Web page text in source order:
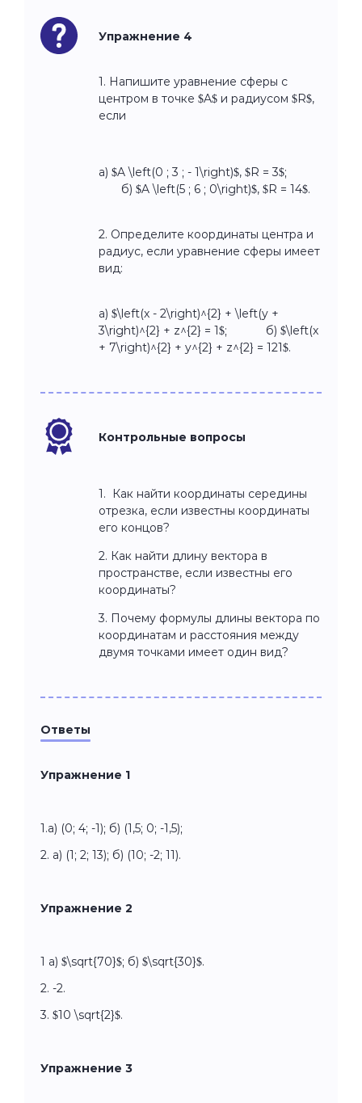
Упражнение 4
1. Напишите уравнение сферы с
центром в точке $A$ и радиусом $R$,
если
а) $A \left(0 ; 3 ; - 1\right)$, $R = 3$;
б) $A \left(5 ; 6 ; 0\right)$, $R = 14$.
2. Определите координаты центра и
радиус, если уравнение сферы имеет
вид:
а) $\left(x - 2\right)^{2} + \left(y +
3\right)^{2} + z^{2} = 1$; б) $\left(x
+ 7\right)^{2} + y^{2} + z^{2} = 121$.
Контрольные вопросы
1. Как найти координаты середины
отрезка, если известны координаты
его концов?
2. Как найти длину вектора в
пространстве, если известны его
координаты?
3. Почему формулы длины вектора по
координатам и расстояния между
двумя точками имеет один вид?
Ответы
Упражнение 1
1.а) (0; 4; -1); б) (1,5; 0; -1,5);
2. а) (1; 2; 13); б) (10; -2; 11).
Упражнение 2
1 a) $\sqrt{70}$; б) $\sqrt{30}$.
2. -2.
3. $10 \sqrt{2}$.
Упражнение 3